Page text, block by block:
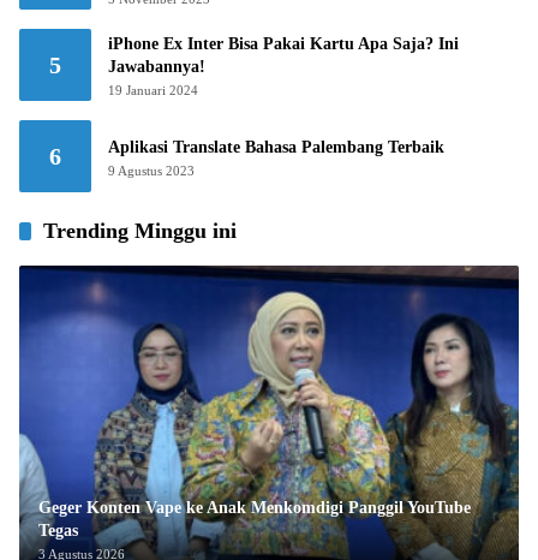
5
iPhone Ex Inter Bisa Pakai Kartu Apa Saja? Ini
Jawabannya!
19 Januari 2024
6 Aplikasi Translate Bahasa Palembang Terbaik
9 Agustus 2023
Trending Minggu ini
Geger Konten Vape ke Anak Menkomdigi Panggil YouTube
Tegas
3 Agustus 2026